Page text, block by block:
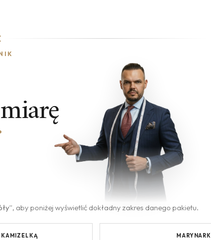
, aby poniżej wyświetlić dokładny zakres danego pakietu.
KAMIZELKĄ MARYNARKI